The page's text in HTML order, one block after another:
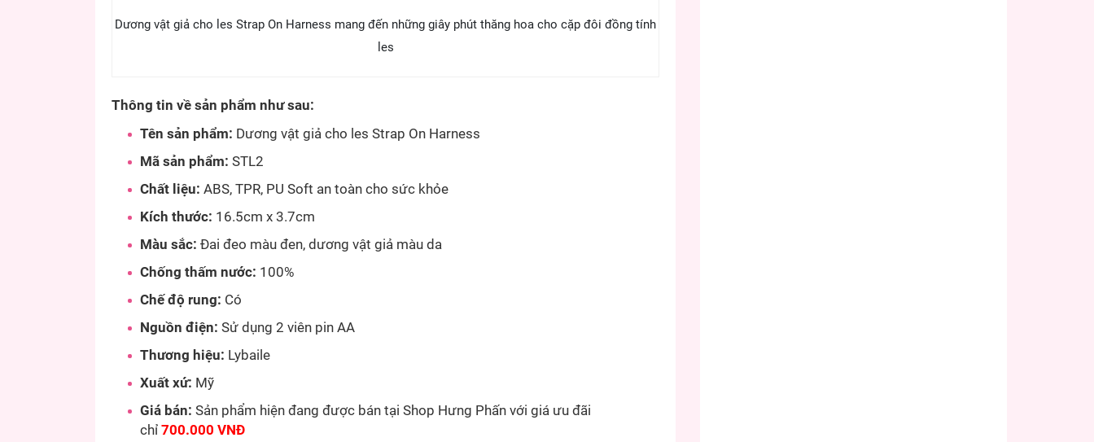
Dương vật giả cho les Strap On Harness mang đến những giây phút thăng hoa cho cặp đôi đồng tính
les
Thông tin về sản phẩm như sau:
Tên sản phẩm: Dương vật giả cho les Strap On Harness
Mã sản phẩm: STL2
Chất liệu: ABS, TPR, PU Soft an toàn cho sức khỏe
Kích thước: 16.5cm x 3.7cm
Màu sắc: Đai đeo màu đen, dương vật giả màu da
Chống thấm nước: 100%
Chế độ rung: Có
Nguồn điện: Sử dụng 2 viên pin AA
Thương hiệu: Lybaile
Xuất xứ: Mỹ
Giá bán: Sản phẩm hiện đang được bán tại Shop Hưng Phấn với giá ưu đãi
chỉ 700.000 VNĐ